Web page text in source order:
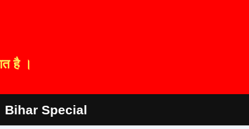
है ।
Bihar Special